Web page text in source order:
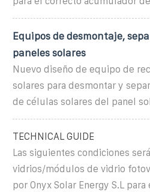
Equipos de desmontaje,
paneles solares
Nuevo diseño de equipo de
solares para desmontar y
de células solares del panel
TECHNICAL GUIDE
Las siguientes condiciones
vidrios/módulos de vidrio
por Onyx Solar Energy S.L